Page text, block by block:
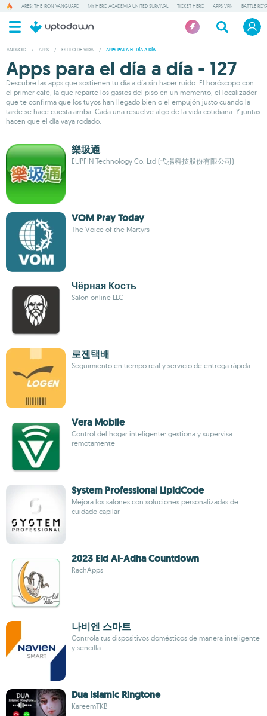
ARES: THE IRON VANGUARD MY HERO ACADEMIA UNITED SURVIVAL TICKET HERO APPS VPN BATTLE
ANDROID / APPS / ESTILO DE VIDA / APPS PARA EL DÍA A DÍA
Apps para el día a día - 127
Descubre las apps que sostienen tu día a día sin hacer ruido. El horóscopo con
el primer café, la que reparte los gastos del piso en un momento, el localizador
que te confirma que los tuyos han llegado bien o el empujón justo cuando la
tarde se hace cuesta arriba. Cada una resuelve algo de la vida cotidiana. Y juntas
hacen que el día vaya rodado.
樂圾通
EUPFIN Technology Co. Ltd (弋揚科技股份有限公司)
VOM Pray Today
The Voice of the Martyrs
Чёрная Кость
Salon online LLC
로젠택배
Seguimiento en tiempo real y servicio de entrega rápida
Vera Mobile
Control del hogar inteligente: gestiona y supervisa
remotamente
System Professional LipidCode
Mejora los salones con soluciones personalizadas de
cuidado capilar
2023 Eid Al-Adha Countdown
RachApps
나비엔 스마트
Controla tus dispositivos domésticos de manera inteligente
y sencilla
Dua Islamic Ringtone
KareemTKB